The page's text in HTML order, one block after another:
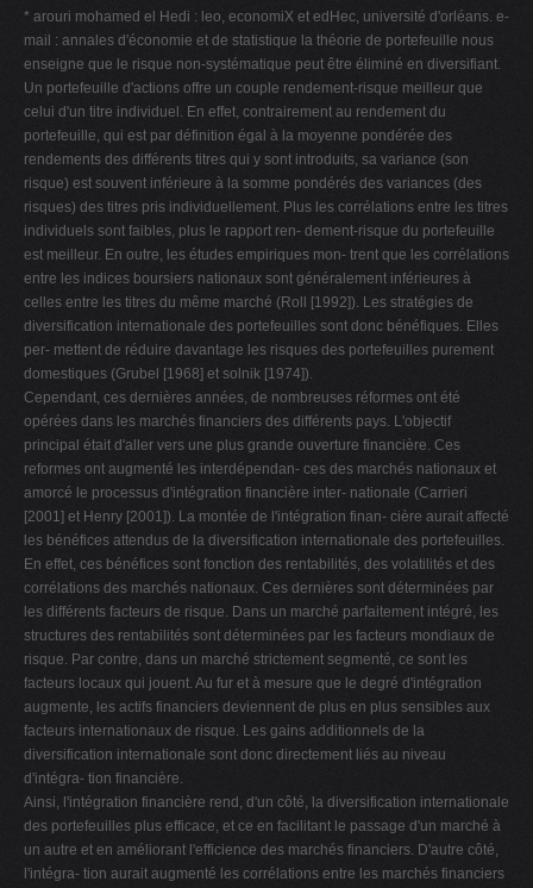
* arouri mohamed el Hedi : leo, economiX et edHec, université d'orléans. e-
mail : annales d'économie et de statistique la théorie de portefeuille nous
enseigne que le risque non-systématique peut être éliminé en diversifiant.
Un portefeuille d'actions offre un couple rendement-risque meilleur que
celui d'un titre individuel. En effet, contrairement au rendement du
portefeuille, qui est par définition égal à la moyenne pondérée des
rendements des différents titres qui y sont introduits, sa variance (son
risque) est souvent inférieure à la somme pondérés des variances (des
risques) des titres pris individuellement. Plus les corrélations entre les titres
individuels sont faibles, plus le rapport ren- dement-risque du portefeuille
est meilleur. En outre, les études empiriques mon- trent que les corrélations
entre les indices boursiers nationaux sont généralement inférieures à
celles entre les titres du même marché (Roll [1992]). Les stratégies de
diversification internationale des portefeuilles sont donc bénéfiques. Elles
per- mettent de réduire davantage les risques des portefeuilles purement
domestiques (Grubel [1968] et solnik [1974]).
Cependant, ces dernières années, de nombreuses réformes ont été
opérées dans les marchés financiers des différents pays. L'objectif
principal était d'aller vers une plus grande ouverture financière. Ces
reformes ont augmenté les interdépendan- ces des marchés nationaux et
amorcé le processus d'intégration financière inter- nationale (Carrieri
[2001] et Henry [2001]). La montée de l'intégration finan- cière aurait affecté
les bénéfices attendus de la diversification internationale des portefeuilles.
En effet, ces bénéfices sont fonction des rentabilités, des volatilités et des
corrélations des marchés nationaux. Ces dernières sont déterminées par
les différents facteurs de risque. Dans un marché parfaitement intégré, les
structures des rentabilités sont déterminées par les facteurs mondiaux de
risque. Par contre, dans un marché strictement segmenté, ce sont les
facteurs locaux qui jouent. Au fur et à mesure que le degré d'intégration
augmente, les actifs financiers deviennent de plus en plus sensibles aux
facteurs internationaux de risque. Les gains additionnels de la
diversification internationale sont donc directement liés au niveau
d'intégra- tion financière.
Ainsi, l'intégration financière rend, d'un côté, la diversification internationale
des portefeuilles plus efficace, et ce en facilitant le passage d'un marché à
un autre et en améliorant l'efficience des marchés financiers. D'autre côté,
l'intégra- tion aurait augmenté les corrélations entre les marchés financiers